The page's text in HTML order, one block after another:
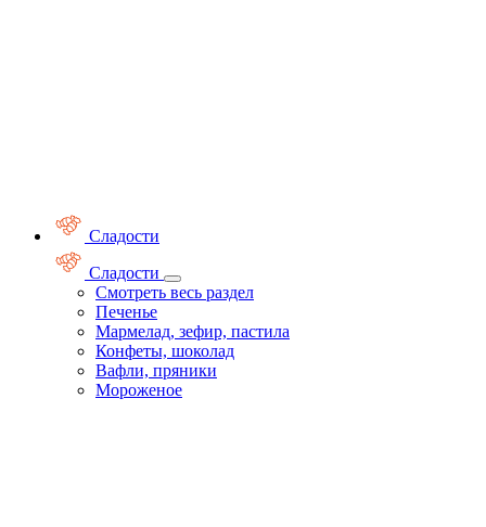
Сладости
Сладости
Смотреть весь раздел
Печенье
Мармелад, зефир, пастила
Конфеты, шоколад
Вафли, пряники
Мороженое